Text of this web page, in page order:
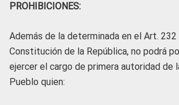
PROHIBICIONES:
Además de la determinada en el Art. 232
Constitución de la República, no podrá
ejercer el cargo de primera autoridad de
Pueblo quien: